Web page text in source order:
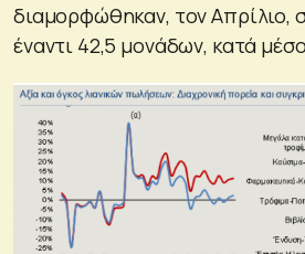
διαμορφώθηκαν, τον Απρίλιο,
έναντι 42,5 μονάδων, κατά